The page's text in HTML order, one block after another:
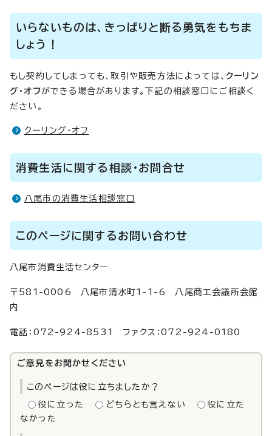
いらないものは、きっぱりと断る勇気をもちま
しょう！
もし契約してしまっても、取引や販売方法によっては、 クーリン
グ・オフ ができる場合があります。下記の相談窓口にご相談く
ださい。
クーリング・オフ
消費生活に関する相談・お問合せ
八尾市の消費生活相談窓口
このページに関するお問い合わせ
八尾市消費生活センター
〒581-0006 八尾市清水町1-1-6 八尾商工会議所会館
内
電話：072-924-8531 ファクス：072-924-0180
ご意見をお聞かせください
このページは役に立ちましたか？
役に立った どちらとも言えない
役に立た
なかった